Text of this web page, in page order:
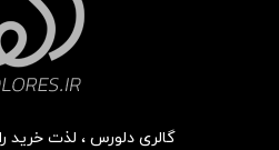
گالری دلورس ، لذت خرید